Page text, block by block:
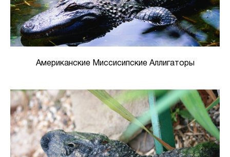
Американские Миссисипские Аллигаторы